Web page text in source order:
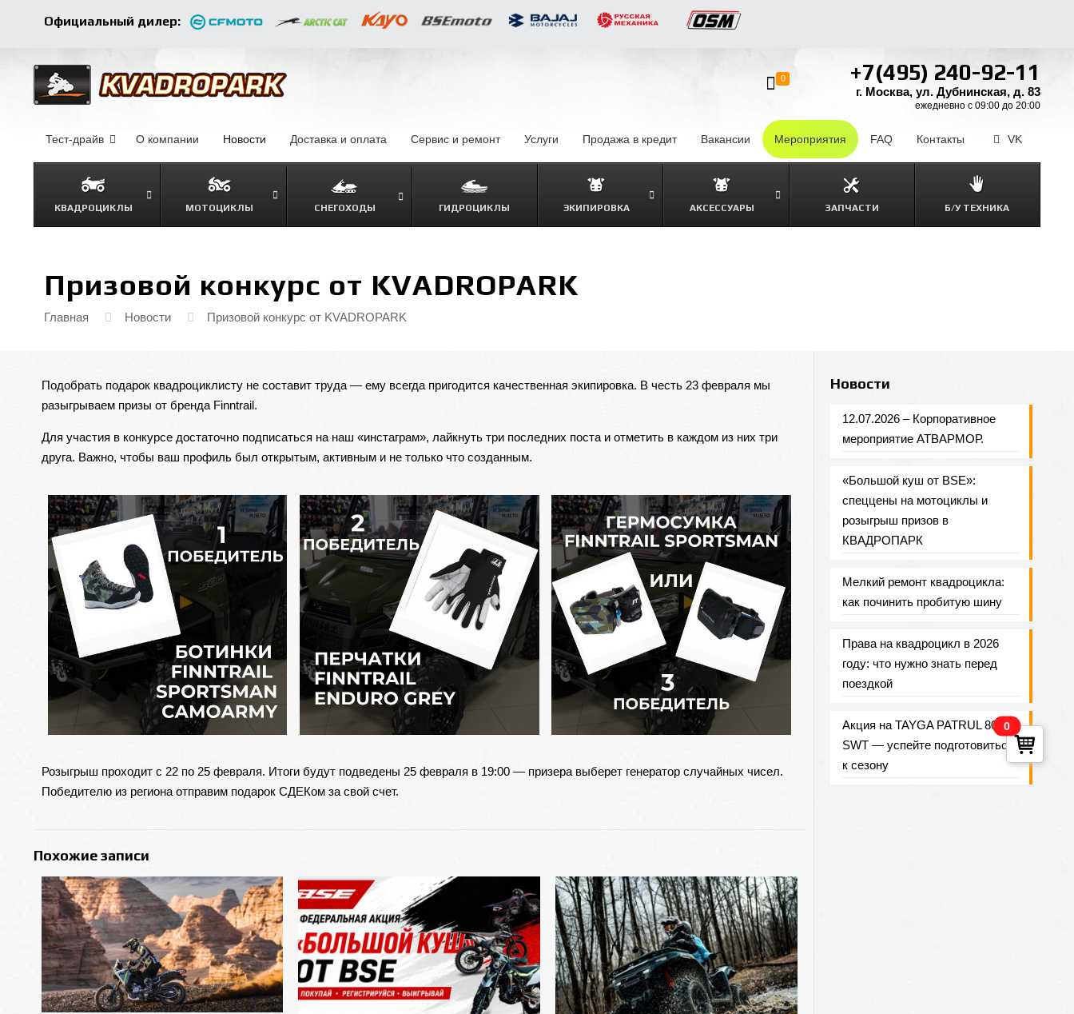
Официальный дилер:
Тест-драйв О компании Новости Доставка и оплата Сервис и ремонт Услуги Продажа в кредит– Вакансии Мероприятия FAQ Контакты VK
КВАДРОЦИКЛЫ МОТОЦИКЛЫ СНЕГОХОДЫ
ГИДРОЦИКЛЫ
ЭКИПИРОВКА АКСЕССУАРЫ ЗАПЧАСТИ Б/У ТЕХНИКА
+7(495) 240-92-11
г. Москва, ул. Дубнинская, д. 83
ежедневно с 09:00 до 20:00
0
Призовой конкурс от KVADROPARK
Главная Новости Призовой конкурс от KVADROPARK
Подобрать подарок квадроциклисту не составит труда — ему всегда пригодится качественная экипировка. В честь 23 февраля мы
разыгрываем призы от бренда Finntrail.
Для участия в конкурсе достаточно подписаться на наш «инстаграм», лайкнуть три последних поста и отметить в каждом из них три
друга. Важно, чтобы ваш профиль был открытым, активным и не только что созданным.
Розыгрыш проходит с 22 по 25 февраля. Итоги будут подведены 25 февраля в 19:00 — призера выберет генератор случайных чисел.
Победителю из региона отправим подарок СДЕКом за свой счет.
Похожие записи
Новости
12.07.2026 – Корпоративное
мероприятие АТВАРМОР.
«Большой куш от BSE»:
спеццены на мотоциклы и
розыгрыш призов в
КВАДРОПАРК
Мелкий ремонт квадроцикла:
как починить пробитую шину
Права на квадроцикл в 2026
году: что нужно знать перед
поездкой
Акция на TAYGA PATRUL 800
SWT — успейте подготовиться
к сезону
0